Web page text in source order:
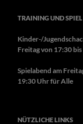
TRAINING UND SPIEL
Kinder-/
Freitag von 17:30
Spielabend am
19:30 Uhr für Alle
NÜTZLICHE LINKS